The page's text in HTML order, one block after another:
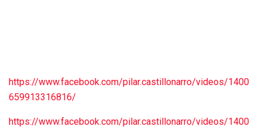
https://www.facebook.com/pilar.castillonarro/videos/1400
659913316816/
https://www.facebook.com/pilar.castillonarro/videos/1400